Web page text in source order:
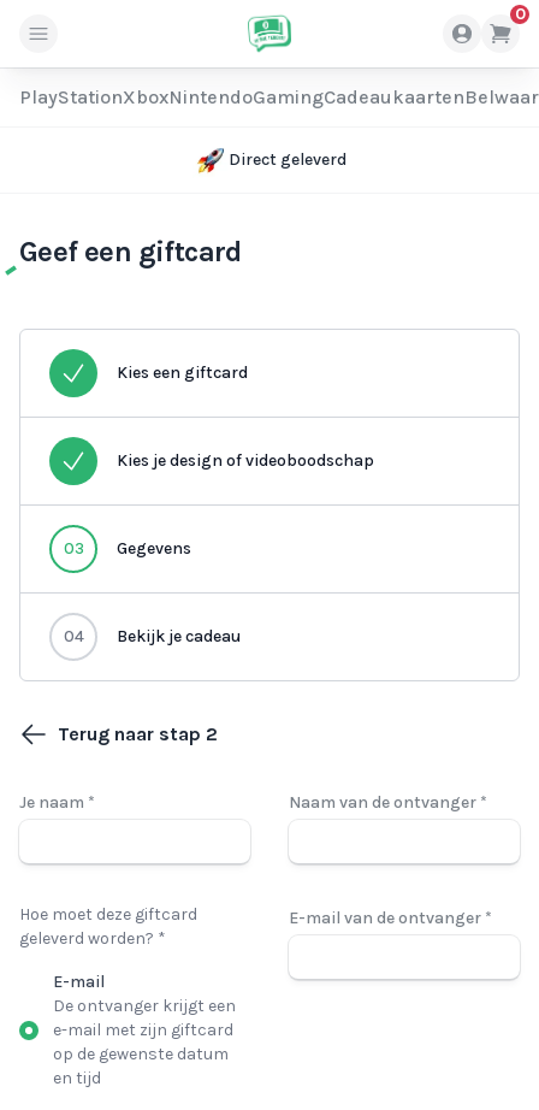
0
PlayStationXboxNintendoGamingCadeaukaarten
Direct geleverd
Geef een giftcard
Kies een giftcard
Kies je design of videoboodschap
03 Gegevens
04 Bekijk je cadeau
Terug naar stap 2
Je naam * Naam van de ontvanger *
Hoe moet deze giftcard
geleverd worden? *
E-mail
De ontvanger krijgt een
e-mail met zijn giftcard
op de gewenste datum
en tijd
E-mail van de ontvanger *